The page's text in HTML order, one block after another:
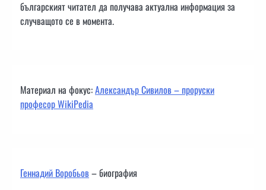
българският читател да получава актуална информация за
случващото се в момента.
Материал на фокус:Александър Сивилов – проруски
професор WikiPedia
Геннадий Воробьов– биография